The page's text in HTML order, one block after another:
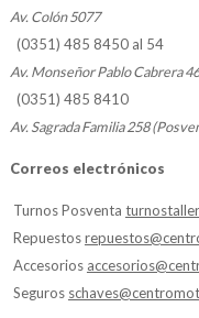
Av. Colón 5077
(0351) 485 8450 al 54
Av. Monseñor Pablo Cabrera
(0351) 485 8410
Av. Sagrada Familia 258
Correos electrónicos
Turnos Posventa
Repuestos
Accesorios
Seguros